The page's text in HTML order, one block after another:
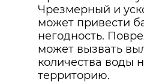
Чрезмерный и
может привести
негодность.
может вызвать
количества воды
территорию.